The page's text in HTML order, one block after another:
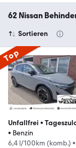
62 Nissan
Sortieren
Top
Unfallfrei •
• Benzin
6,4 l/100km (komb.) •